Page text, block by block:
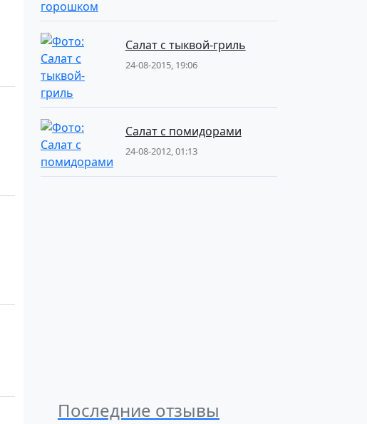
Салат с тыквой-гриль
24-08-2015, 19:06
Салат с помидорами
24-08-2012, 01:13
Последние отзывы